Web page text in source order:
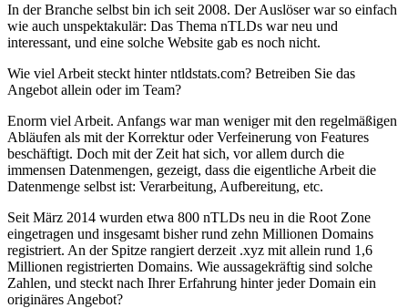
In der Branche selbst bin ich seit 2008. Der Auslöser war so einfach
wie auch unspektakulär: Das Thema nTLDs war neu und
interessant, und eine solche Website gab es noch nicht.
Wie viel Arbeit steckt hinter ntldstats.com? Betreiben Sie das
Angebot allein oder im Team?
Enorm viel Arbeit. Anfangs war man weniger mit den regelmäßigen
Abläufen als mit der Korrektur oder Verfeinerung von Features
beschäftigt. Doch mit der Zeit hat sich, vor allem durch die
immensen Datenmengen, gezeigt, dass die eigentliche Arbeit die
Datenmenge selbst ist: Verarbeitung, Aufbereitung, etc.
Seit März 2014 wurden etwa 800 nTLDs neu in die Root Zone
eingetragen und insgesamt bisher rund zehn Millionen Domains
registriert. An der Spitze rangiert derzeit .xyz mit allein rund 1,6
Millionen registrierten Domains. Wie aussagekräftig sind solche
Zahlen, und steckt nach Ihrer Erfahrung hinter jeder Domain ein
originäres Angebot?